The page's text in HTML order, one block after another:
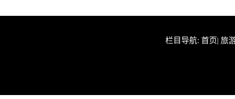
栏目导航: 首页| 旅